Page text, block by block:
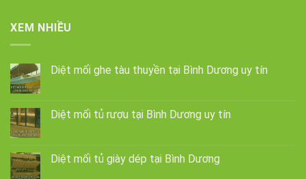
XEM NHIỀU
Diệt mối ghe tàu thuyền tại Bình Dương uy tín
Diệt mối tủ rượu tại Bình Dương uy tín
Diệt mối tủ giày dép tại Bình Dương